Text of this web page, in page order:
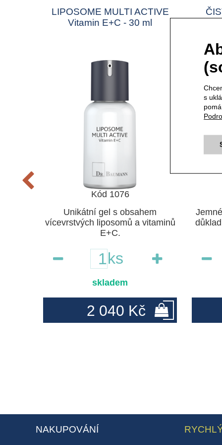
LIPOSOME MULTI ACTIVE
Vitamin E+C - 30 ml
Kód 1076
Unikátní gel s obsahem
vícevrstvých liposomů a vitaminů
E+C.
ks
skladem
2 040 Kč
NAKUPOVÁNÍ
s